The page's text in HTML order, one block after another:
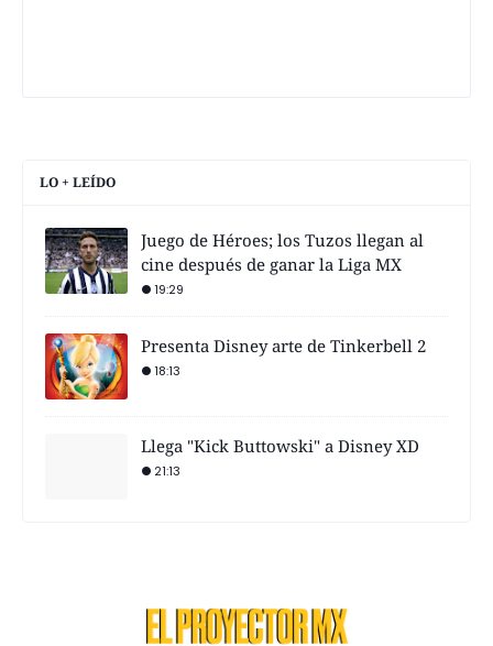
LO + LEÍDO
Juego de Héroes; los Tuzos llegan al
cine después de ganar la Liga MX
19:29
Presenta Disney arte de Tinkerbell 2
18:13
Llega "Kick Buttowski" a Disney XD
21:13